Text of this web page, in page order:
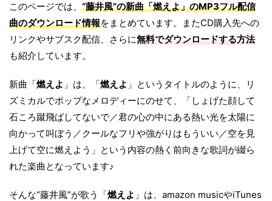
このページでは、 “藤井風”の新曲「燃えよ」のMP3フル配信
曲のダウンロード情報をまとめています。またCD購入先への
リンクやサブスク配信、さらに無料でダウンロードする方法
も紹介しています。
新曲「燃えよ 」は、「燃えよ 」というタイトルのように、リ
ズミカルでポップなメロディーにのせて、「しょげた顔して
石ころ蹴飛ばしてないで／君の心の中にある熱い光を太陽に
向かって叫ぼう／クールなフリや強がりはもういい／空を見
上げて空に燃えよう」という内容の熱く前向きな歌詞が綴ら
れた楽曲となっています♪
そんな“藤井風”が歌う「燃えよ 」は、amazon musicやiTunes